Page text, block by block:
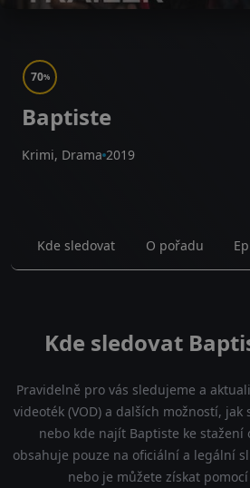
70%
Baptiste
Krimi, Drama 2019
Kde sledovat O pořadu
Kde sledovat
Pravidelně pro vás sledujeme a
videoték (VOD) a dalších možností,
nebo kde najít Baptiste ke stažení
obsahuje pouze na oficiální a legální
nebo je můžete získat